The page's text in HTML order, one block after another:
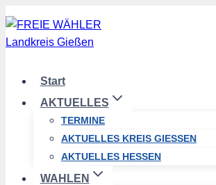
Zum
Inhalt
springen
Start
AKTUELLES
TERMINE
AKTUELLES KREIS GIESSEN
AKTUELLES HESSEN
WAHLEN